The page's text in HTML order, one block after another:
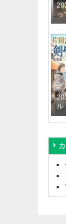
っ
巻
ど
ル
11
大